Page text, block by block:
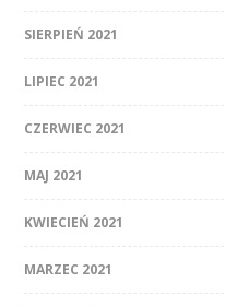
SIERPIEŃ 2021
LIPIEC 2021
CZERWIEC 2021
MAJ 2021
KWIECIEŃ 2021
MARZEC 2021